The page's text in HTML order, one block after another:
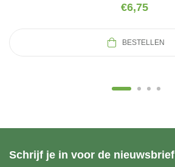
€6,75
BESTELLEN
Schrijf je in voor de